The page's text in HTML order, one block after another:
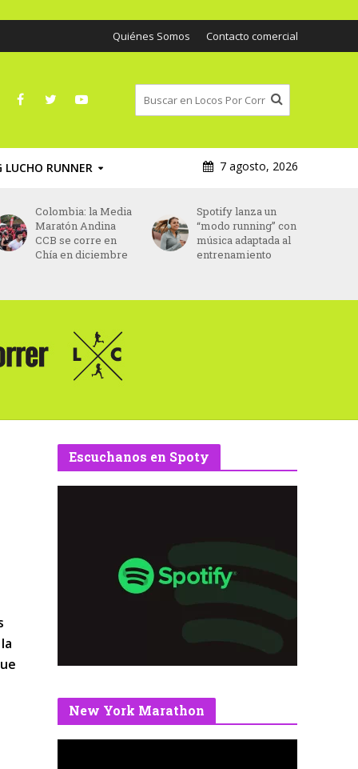
Quiénes Somos Contacto comercial
LUCHO RUNNER 7 agosto, 2026
Spotify lanza un
“modo running” con
música adaptada al
entrenamiento
Corredores sin
dorsal: tres
empresas crearán
un registro para
Aires
Escuchanos en Spoty
New York Marathon